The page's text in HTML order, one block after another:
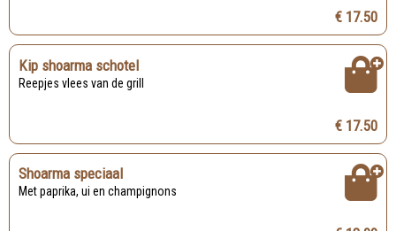
€ 17.50
Kip shoarma schotel
Reepjes vlees van de grill
€ 17.50
Shoarma speciaal
Met paprika, ui en champignons